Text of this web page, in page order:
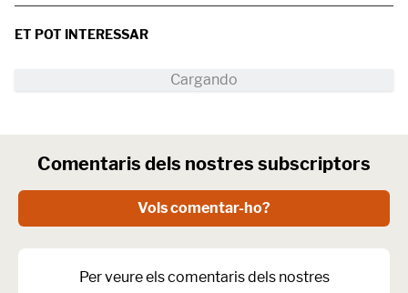
ET POT INTERESSAR
Comentaris dels nostres subscriptors
Vols comentar-ho?
Per veure els comentaris dels nostres